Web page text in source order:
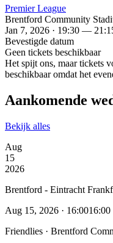
Premier League
Brentford Community
Jan 7, 2026 · 19:30 —
Bevestigde datum
Geen tickets beschikbaar
Het spijt ons, maar tickets
beschikbaar omdat het
Aankomende
Bekijk alles
Aug
15
2026
Brentford - Eintracht
Aug 15, 2026 · 16:0016:00
Friendlies · Brentford